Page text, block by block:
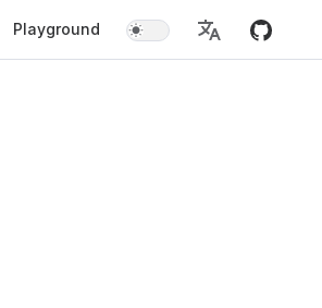
Playground